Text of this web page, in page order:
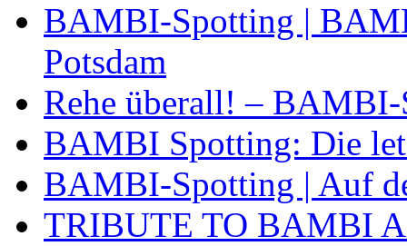
BAMBI-Spotting |
Potsdam
Rehe überall! –
BAMBI Spotting: Die
BAMBI-Spotting | Auf
TRIBUTE TO BAMBI